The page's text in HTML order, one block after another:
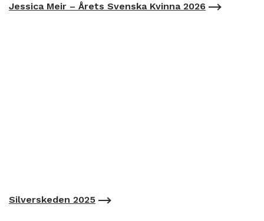
Jessica Meir – Årets Svenska Kvinna 2026
Silverskeden 2025